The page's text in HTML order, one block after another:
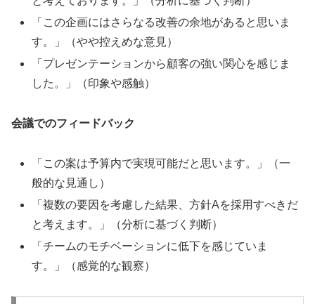
「この企画にはさらなる改善の余地があると思いま
す。」（やや控えめな意見）
「プレゼンテーションから顧客の強い関心を感じま
した。」（印象や感触）
会議でのフィードバック
「この案は予算内で実現可能だと思います。」（一
般的な見通し）
「複数の要因を考慮した結果、方針Aを採用すべきだ
と考えます。」（分析に基づく判断）
「チームのモチベーションに低下を感じていま
す。」（感覚的な観察）